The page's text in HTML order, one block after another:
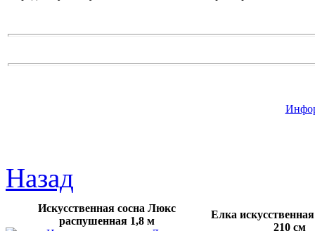
Назад
Искусственная сосна Люкс
распушенная 1,8 м
Елка
210 см